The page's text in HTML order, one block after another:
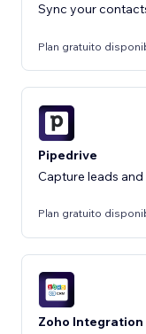
Sync your
Plan gratuito
Pipedrive
Capture leads
Plan gratuito
Zoho Integration